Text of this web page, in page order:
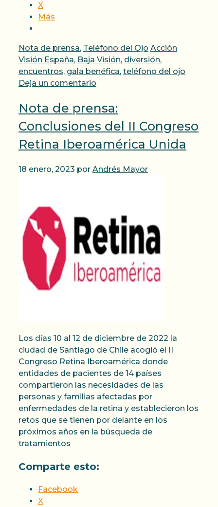
X
Más
Categorías
Nota de prensa, Teléfono del Ojo Etiquetas
Acción
Visión España, Baja Visión, diversión,
encuentros, gala benéfica, teléfono del ojo
Deja un comentario
Nota de prensa:
Conclusiones del II Congreso
Retina Iberoamérica Unida
18 enero, 2023 por Andrés Mayor
Los días 10 al 12 de diciembre de 2022 la
ciudad de Santiago de Chile acogió el II
Congreso Retina Iberoamérica donde
entidades de pacientes de 14 países
compartieron las necesidades de las
personas y familias afectadas por
enfermedades de la retina y establecieron los
retos que se tienen por delante en los
próximos años en la búsqueda de
tratamientos
Comparte esto:
Facebook
X